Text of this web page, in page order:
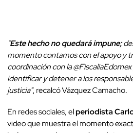
"Este hecho no quedará impune;
momento contamos con el apoyo y
coordinación con la
identificar y detener a los
justicia", recalcó Vázquez Camacho.
En redes sociales, elperiodista
video que muestra el momento